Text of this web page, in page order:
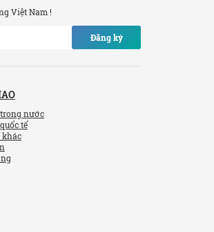
Việt Nam !
Đăng ký
nước
tế
khác